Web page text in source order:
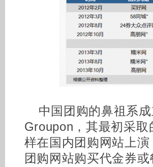
中国团购的鼻祖系
Groupon，其最初采
样在国内团购网站上
团购网站购买代金券